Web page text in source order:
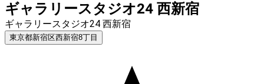
ギャラリースタジオ24 西新宿
ギャラリースタジオ24 西新宿
東京都新宿区西新宿8丁目